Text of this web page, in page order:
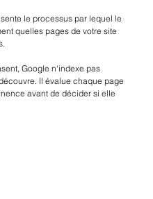
le processus par lequel le
quelles pages de votre site
Google n'indexe pas
Il évalue chaque page
avant de décider si elle